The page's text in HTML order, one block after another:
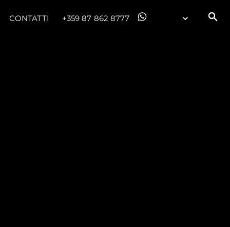
CONTATTI +359 87 862 8777